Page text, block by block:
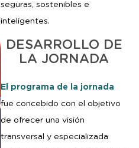
seguras, sostenibles e
inteligentes.
DESARROLLO DE
LA JORNADA
El programa de la jornada
fue concebido con el objetivo
de ofrecer una visión
transversal y especializada